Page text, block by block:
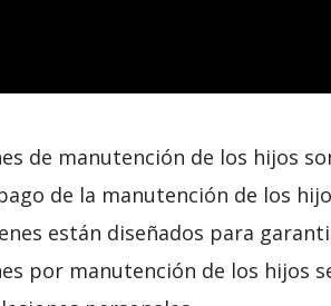
de manutención de los hijos
de la manutención de los
están diseñados para
por manutención de los hijos